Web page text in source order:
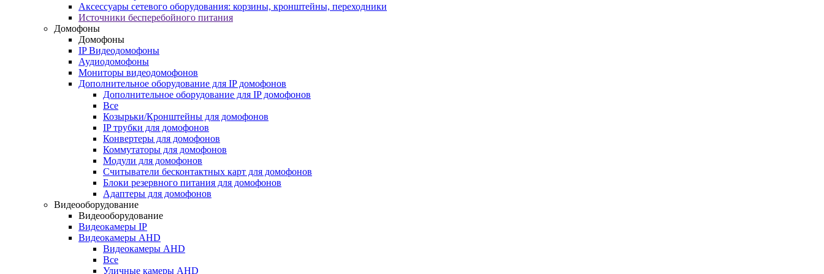
Аксессуары сетевого оборудования: корзины, кронштейны, переходники
Источники бесперебойного питания
Домофоны
Домофоны
IP Видеодомофоны
Аудиодомофоны
Мониторы видеодомофонов
Дополнительное оборудование для IP домофонов
Дополнительное оборудование для IP домофонов
Все
Козырьки/Кронштейны для домофонов
IP трубки для домофонов
Конвертеры для домофонов
Коммутаторы для домофонов
Модули для домофонов
Считыватели бесконтактных карт для домофонов
Блоки резервного питания для домофонов
Адаптеры для домофонов
Видеооборудование
Видеооборудование
Видеокамеры IP
Видеокамеры AHD
Видеокамеры AHD
Все
Уличные камеры AHD